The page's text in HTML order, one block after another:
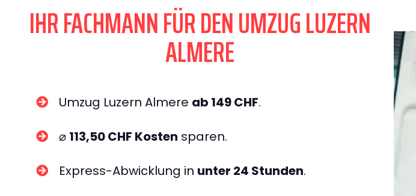
IHR FACHMANN FÜR DEN UMZUG LUZERN
ALMERE
Umzug Luzern Almere ab 149 CHF.
⌀ 113,50 CHF Kosten sparen.
Express-Abwicklung in unter 24 Stunden.